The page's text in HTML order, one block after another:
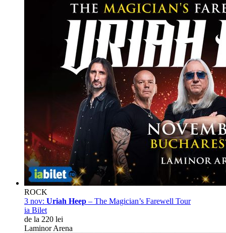
ROCK
3 nov: Uriah Heep – The Magician’s Farewell Tour
ia Bilet
de la 220 lei
Laminor Arena